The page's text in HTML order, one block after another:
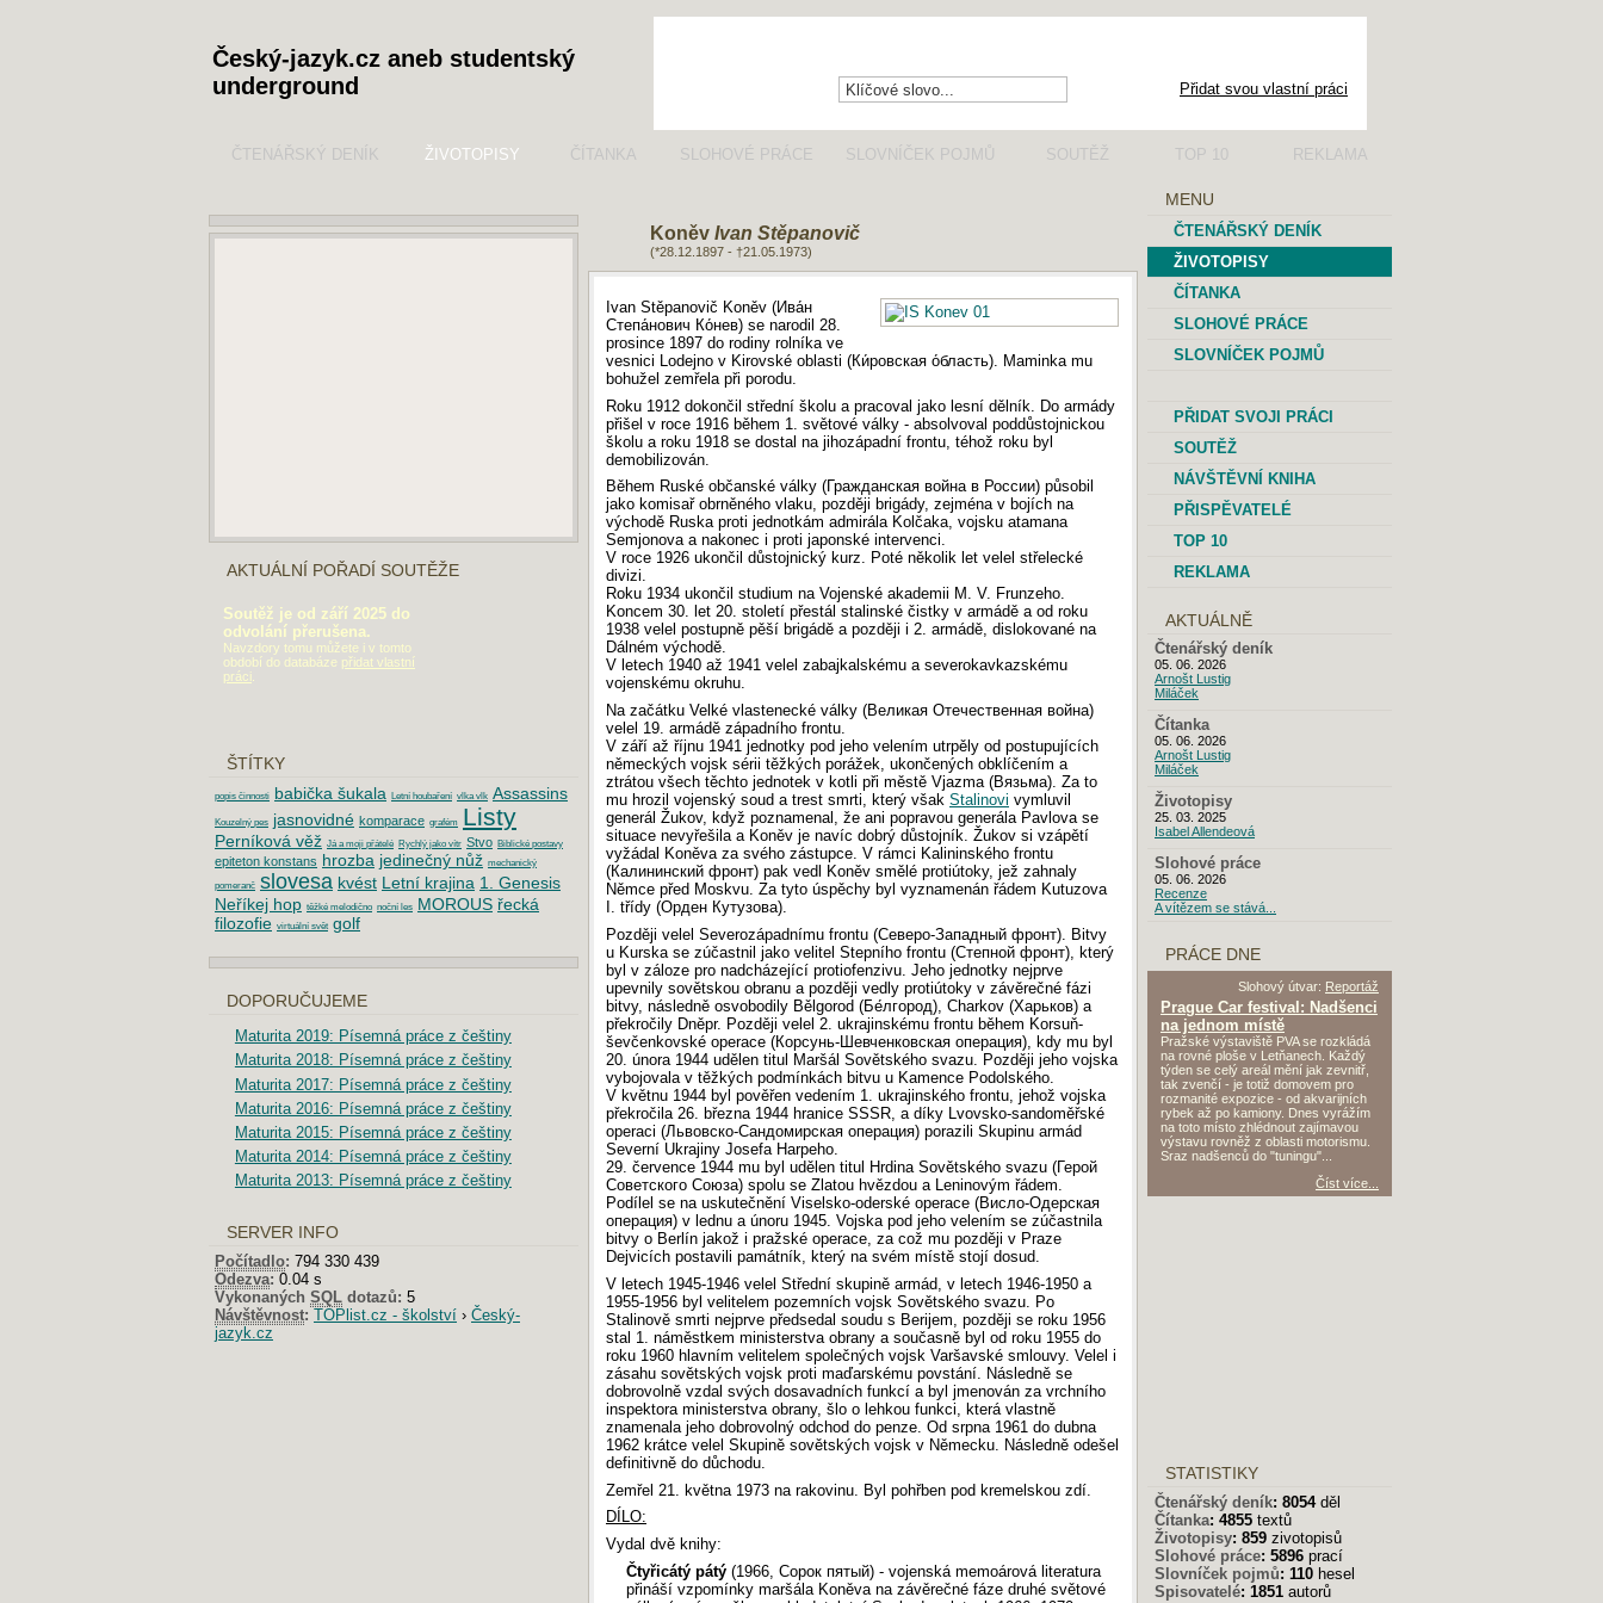
Český-jazyk.cz aneb studentský
underground
Přidat svou vlastní práci
ČTENÁŘSKÝ DENÍK ŽIVOTOPISY ČÍTANKA SLOHOVÉ PRÁCE SLOVNÍČEK POJMŮ SOUTĚŽ TOP 10 REKLAMA
MENU
Koněv Ivan Stěpanovič
(*28.12.1897 - †21.05.1973)
Ivan Stěpanovič Koněv (Ива́н
Степа́нович Ко́нев) se narodil 28.
prosince 1897 do rodiny rolníka ve
vesnici Lodejno v Kirovské oblasti (Ки́ровская о́бласть). Maminka mu
bohužel zemřela při porodu.
Roku 1912 dokončil střední školu a pracoval jako lesní dělník. Do armády
přišel v roce 1916 během 1. světové války - absolvoval poddůstojnickou
školu a roku 1918 se dostal na jihozápadní frontu, téhož roku byl
demobilizován.
Během Ruské občanské války (Гражданская война в России) působil
jako komisař obrněného vlaku, později brigády, zejména v bojích na
východě Ruska proti jednotkám admirála Kolčaka, vojsku atamana
Semjonova a nakonec i proti japonské intervenci.
V roce 1926 ukončil důstojnický kurz. Poté několik let velel střelecké
divizi.
Roku 1934 ukončil studium na Vojenské akademii M. V. Frunzeho.
Koncem 30. let 20. století přestál stalinské čistky v armádě a od roku
1938 velel postupně pěší brigádě a později i 2. armádě, dislokované na
Dálném východě.
V letech 1940 až 1941 velel zabajkalskému a severokavkazskému
vojenskému okruhu.
Na začátku Velké vlastenecké války (Великая Отечественная война)
velel 19. armádě západního frontu.
V září až říjnu 1941 jednotky pod jeho velením utrpěly od postupujících
německých vojsk sérii těžkých porážek, ukončených obklíčením a
ztrátou všech těchto jednotek v kotli při městě Vjazma (Вязьма). Za to
mu hrozil vojenský soud a trest smrti, který však Stalinovi vymluvil
generál Žukov, když poznamenal, že ani popravou generála Pavlova se
situace nevyřešila a Koněv je navíc dobrý důstojník. Žukov si vzápětí
vyžádal Koněva za svého zástupce. V rámci Kalininského frontu
(Калининский фронт) pak vedl Koněv smělé protiútoky, jež zahnaly
Němce před Moskvu. Za tyto úspěchy byl vyznamenán řádem Kutuzova
I. třídy (Орден Кутузова).
Později velel Severozápadnímu frontu (Северо-Западный фронт). Bitvy
u Kurska se zúčastnil jako velitel Stepního frontu (Степной фронт), který
byl v záloze pro nadcházející protiofenzivu. Jeho jednotky nejprve
upevnily sovětskou obranu a později vedly protiútoky v závěrečné fázi
bitvy, následně osvobodily Bělgorod (Бе́лгород), Charkov (Харьков) a
překročily Dněpr. Později velel 2. ukrajinskému frontu během Korsuň-
ševčenkovské operace (Корсунь-Шевченковская операция), kdy mu byl
20. února 1944 udělen titul Maršál Sovětského svazu. Později jeho vojska
vybojovala v těžkých podmínkách bitvu u Kamence Podolského.
V květnu 1944 byl pověřen vedením 1. ukrajinského frontu, jehož vojska
překročila 26. března 1944 hranice SSSR, a díky Lvovsko-sandoměřské
operaci (Львовско-Сандомирская операция) porazili Skupinu armád
Severní Ukrajiny Josefa Harpeho.
29. července 1944 mu byl udělen titul Hrdina Sovětského svazu (Герой
Советского Союза) spolu se Zlatou hvězdou a Leninovým řádem.
Podílel se na uskutečnění Viselsko-oderské operace (Висло-Одерская
операция) v lednu a únoru 1945. Vojska pod jeho velením se zúčastnila
bitvy o Berlín jakož i pražské operace, za což mu později v Praze
Dejvicích postavili památník, který na svém místě stojí dosud.
V letech 1945-1946 velel Střední skupině armád, v letech 1946-1950 a
1955-1956 byl velitelem pozemních vojsk Sovětského svazu. Po
Stalinově smrti nejprve předsedal soudu s Berijem, později se roku 1956
stal 1. náměstkem ministerstva obrany a současně byl od roku 1955 do
roku 1960 hlavním velitelem společných vojsk Varšavské smlouvy. Velel i
zásahu sovětských vojsk proti maďarskému povstání. Následně se
dobrovolně vzdal svých dosavadních funkcí a byl jmenován za vrchního
inspektora ministerstva obrany, šlo o lehkou funkci, která vlastně
znamenala jeho dobrovolný odchod do penze. Od srpna 1961 do dubna
1962 krátce velel Skupině sovětských vojsk v Německu. Následně odešel
definitivně do důchodu.
Zemřel 21. května 1973 na rakovinu. Byl pohřben pod kremelskou zdí.
DÍLO:
Vydal dvě knihy:
Čtyřicátý pátý(1966, Сорок пятый) - vojenská memoárová literatura
přináší vzpomínky maršála Koněva na závěrečné fáze druhé světové
ČTENÁŘSKÝ DENÍK
ŽIVOTOPISY
ČÍTANKA
SLOHOVÉ PRÁCE
SLOVNÍČEK POJMŮ
PŘIDAT SVOJI PRÁCI
SOUTĚŽ
NÁVŠTĚVNÍ KNIHA
PŘISPĚVATELÉ
TOP 10
REKLAMA
AKTUÁLNĚ
Čtenářský deník
05. 06. 2026
Arnošt Lustig
Miláček
Čítanka
05. 06. 2026
Arnošt Lustig
Miláček
Životopisy
25. 03. 2025
Isabel Allendeová
Slohové práce
05. 06. 2026
Recenze
A vítězem se stává...
PRÁCE DNE
Slohový útvar: Reportáž
Prague Car festival: Nadšenci
na jednom místě
Pražské výstaviště PVA se rozkládá
na rovné ploše v Letňanech. Každý
týden se celý areál mění jak zevnitř,
tak zvenčí - je totiž domovem pro
rozmanité expozice - od akvarijních
rybek až po kamiony. Dnes vyrážím
na toto místo zhlédnout zajímavou
výstavu rovněž z oblasti motorismu.
Sraz nadšenců do "tuningu"...
Číst více...
STATISTIKY
Čtenářský deník: 8054děl
Čítanka: 4855 textů
Životopisy: 859 zivotopisů
Slohové práce: 5896 prací
Slovníček pojmů: 110 hesel
Spisovatelé: 1851 autorů
AKTUÁLNÍ POŘADÍ SOUTĚŽE
Soutěž je od září 2025 do
odvolání přerušena.
Navzdory tomu můžete i v tomto
období do databáze přidat vlastní
práci
ŠTÍTKY
popis činnosti babička šukala Letní houbaření vlka vlk Assassins
Kouzelný pes jasnovidné komparace grafém Listy
Perníková věž Já a moji přátelé Rychlý jako vítr Stvo Biblické postavy
epiteton konstans hrozba jedinečný nůž mechanický
pomeranč slovesa kvést Letní krajina 1. Genesis
Neříkej hop těžké melodično noční les MOROUS řecká
filozofie virtuální svět golf
DOPORUČUJEME
Maturita 2019: Písemná práce z češtiny
Maturita 2018: Písemná práce z češtiny
Maturita 2017: Písemná práce z češtiny
Maturita 2016: Písemná práce z češtiny
Maturita 2015: Písemná práce z češtiny
Maturita 2014: Písemná práce z češtiny
Maturita 2013: Písemná práce z češtiny
SERVER INFO
Počítadlo: 794 330 439
Odezva: 0.04 s
Vykonaných SQL dotazů: 5
Návštěvnost: TOPlist.cz - školství › Český-
jazyk.cz